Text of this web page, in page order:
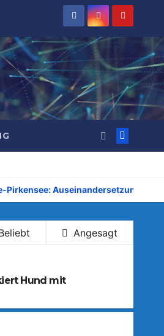
Pirkensee: Auseinandersetzung
Angesagt
Hund mit